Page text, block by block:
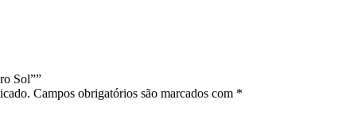
Sol””
Campos obrigatórios são marcados com *